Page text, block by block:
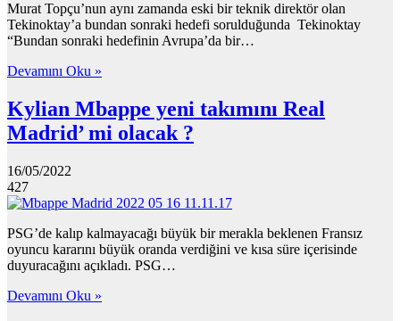
Murat Topçu’nun aynı zamanda eski bir teknik direktör olan
Tekinoktay’a bundan sonraki hedefi sorulduğunda Tekinoktay
“Bundan sonraki hedefinin Avrupa’da bir…
Devamını Oku »
Kylian Mbappe yeni takımını Real
Madrid’ mi olacak ?
16/05/2022
427
PSG’de kalıp kalmayacağı büyük bir merakla beklenen Fransız
oyuncu kararını büyük oranda verdiğini ve kısa süre içerisinde
duyuracağını açıkladı. PSG…
Devamını Oku »